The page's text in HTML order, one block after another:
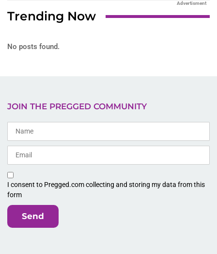
Advertisment
Trending Now
No posts found.
JOIN THE PREGGED COMMUNITY
I consent to Pregged.com collecting and storing my data from this
form
Send